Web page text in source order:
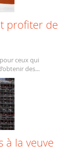
profiter de
ceux qui
des...
à la veuve